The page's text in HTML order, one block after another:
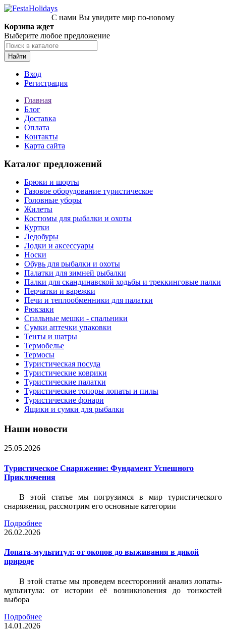
С нами Вы увидите мир по-новому
Корзина ждет
Выберите любое предложение
Найти
Вход
Регистрация
Главная
Блог
Доставка
Оплата
Контакты
Карта сайта
Каталог предложений
Брюки и шорты
Газовое оборудование туристическое
Головные уборы
Жилеты
Костюмы для рыбалки и охоты
Куртки
Ледобуры
Лодки и аксессуары
Носки
Обувь для рыбалки и охоты
Палатки для зимней рыбалки
Палки для скандинавской ходьбы и треккинговые палки
Перчатки и варежки
Печи и теплообменники для палатки
Рюкзаки
Спальные мешки - спальники
Сумки аптечки упаковки
Тенты и шатры
Термобелье
Термосы
Туристическая посуда
Туристические коврики
Туристические палатки
Туристические топоры лопаты и пилы
Туристические фонари
Ящики и сумки для рыбалки
Наши новости
25.05.2026
Туристическое Снаряжение: Фундамент Успешного
Приключения
В этой статье мы погрузимся в мир туристического
снаряжения, рассмотрим его основные категории
Подробнее
26.02.2026
Лопата-мультитул: от окопов до выживания в дикой
природе
В этой статье мы проведем всесторонний анализ лопаты-
мультитула: от истории её возникновения до тонкостей
выбора
Подробнее
14.01.2026